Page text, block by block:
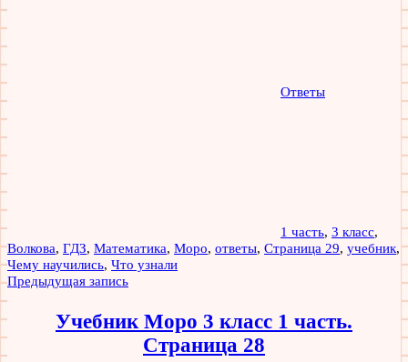
Ответы
1 часть, 3 класс,
Волкова, ГДЗ, Математика, Моро, ответы, Страница 29, учебник,
Чему научились, Что узнали
Навигация
по
записям
Предыдущая запись
Учебник Моро 3 класс 1 часть.
Страница 28